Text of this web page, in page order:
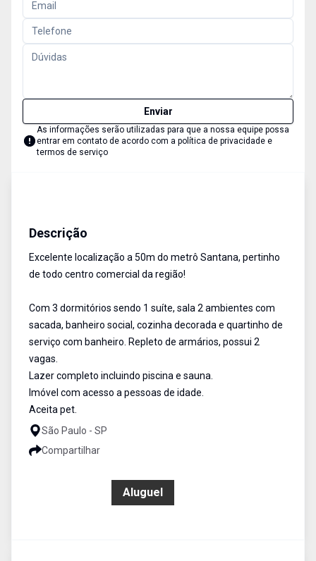
Enviar
As informações serão utilizadas para que a nossa equipe possa
entrar em contato de acordo com a política de privacidade e
termos de serviço
Descrição
Excelente localização a 50m do metrô Santana, pertinho
de todo centro comercial da região!
Com 3 dormitórios sendo 1 suíte, sala 2 ambientes com
sacada, banheiro social, cozinha decorada e quartinho de
serviço com banheiro. Repleto de armários, possui 2
vagas.
Lazer completo incluindo piscina e sauna.
Imóvel com acesso a pessoas de idade.
Aceita pet.
São Paulo - SP
Compartilhar
Aluguel